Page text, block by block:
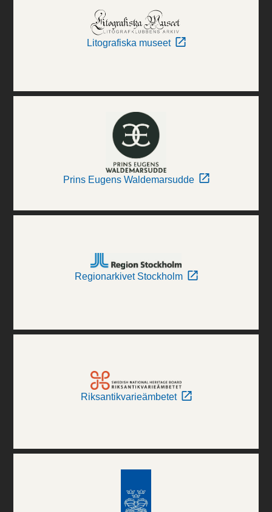
Litografiska museet
Prins Eugens Waldemarsudde
Regionarkivet Stockholm
Riksantikvarieämbetet